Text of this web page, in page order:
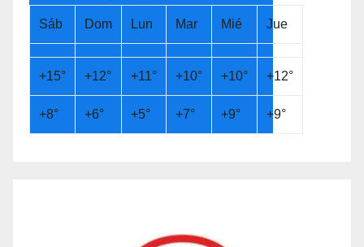
Sáb Dom Lun Mar Mié Jue
+15° +12° +11° +10° +10° +12°
+8° +6° +5° +7° +9° +9°